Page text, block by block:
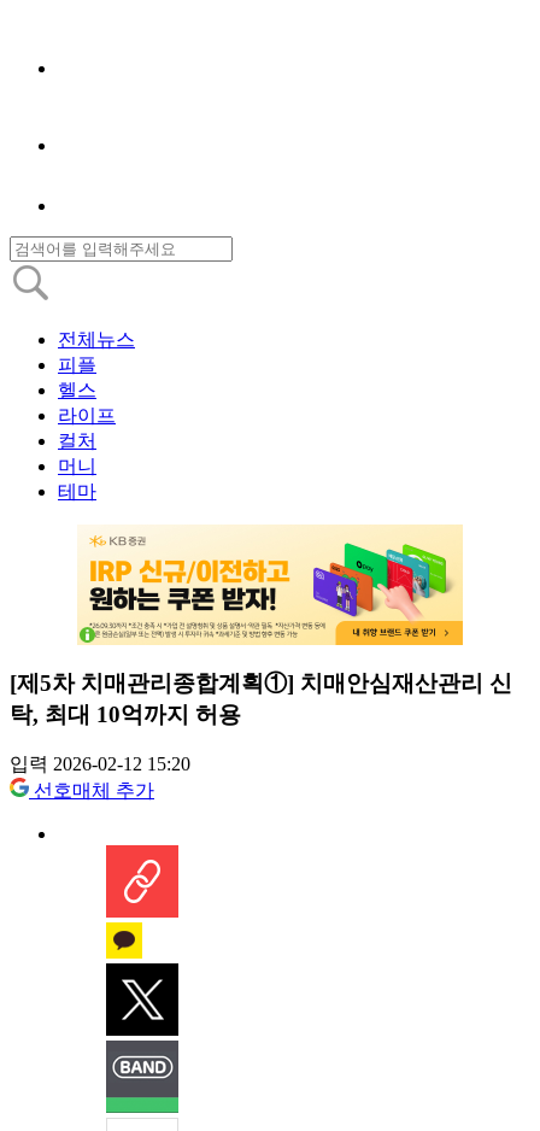
전체뉴스
피플
헬스
라이프
컬처
머니
테마
[제5차 치매관리종합계획①] 치매안심재산관리 신
탁, 최대 10억까지 허용
입력 2026-02-12 15:20
선호매체 추가